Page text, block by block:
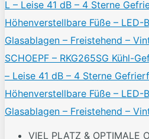
SCHOEPF – RKG265SG Kühl-
– Leise 41 dB – 4 Sterne
Höhenverstellbare Füße – LED-
Glasablagen – Freistehend –
VIEL PLATZ & OPTIMALE